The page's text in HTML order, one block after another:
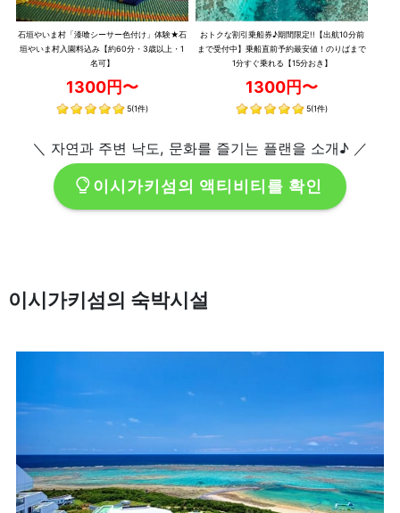
石垣やいま村「漆喰シーサー色付け」体験★石
垣やいま村入園料込み【約60分・3歳以上・1
名可】
1300円〜
5(1件)
おトクな割引乗船券♪期間限定!!【出航10分前
まで受付中】乗船直前予約最安値！のりばまで
1分すぐ乗れる【15分おき】
1300円〜
5(1件)
＼ 자연과 주변 낙도, 문화를 즐기는 플랜을 소개♪ ／
이시가키섬의 액티비티를 확인
이시가키섬의 숙박시설